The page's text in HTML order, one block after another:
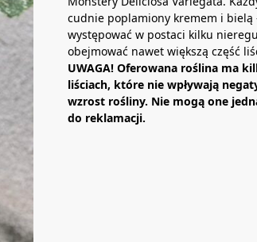
cudnie poplamiony kremem i bielą
występować w postaci kilku
obejmować nawet większą część
UWAGA! Oferowana roślina ma
liściach, które nie wpływają
wzrost rośliny. Nie mogą one
do reklamacji.